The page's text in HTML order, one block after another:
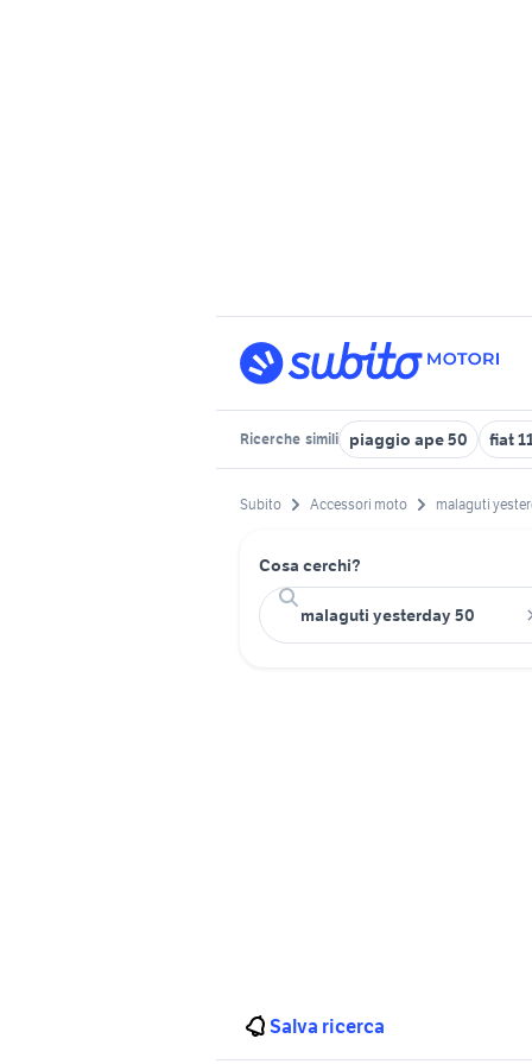
Ricerche simili piaggio ape 50 fiat
Subito Accessori moto malaguti
Cosa cerchi?
Salva ricerca